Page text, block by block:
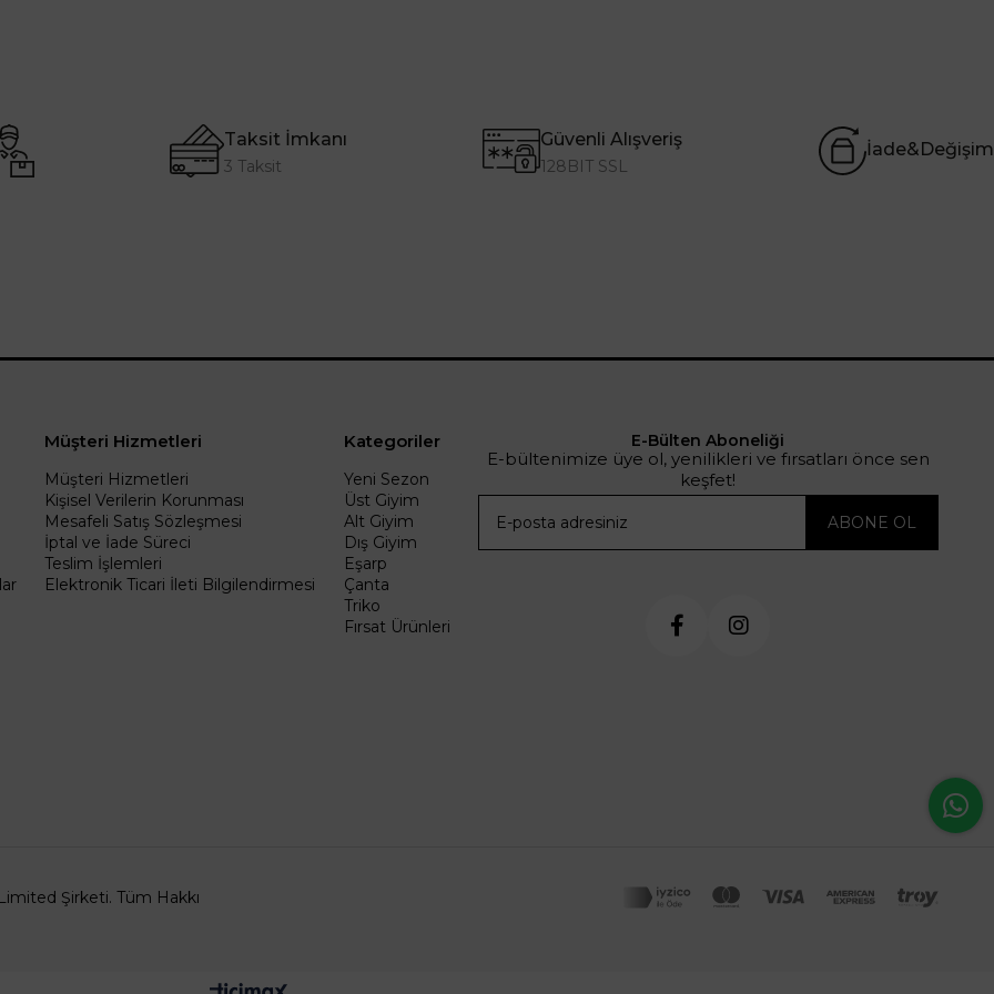
Taksit İmkanı
3 Taksit
Güvenli Alışveriş
128BIT SSL
İade&Değişim
Müşteri Hizmetleri
Müşteri Hizmetleri
Kişisel Verilerin Korunması
Mesafeli Satış Sözleşmesi
İptal ve İade Süreci
Teslim İşlemleri
Elektronik Ticari İleti Bilgilendirmesi
Kategoriler
Yeni Sezon
Üst Giyim
Alt Giyim
Dış Giyim
Eşarp
Çanta
Triko
Fırsat Ürünleri
E-Bülten Aboneliği
E-bültenimize üye ol, yenilikleri ve fırsatları önce sen
keşfet!
ABONE OL
Şirketi. Tüm Hakkı